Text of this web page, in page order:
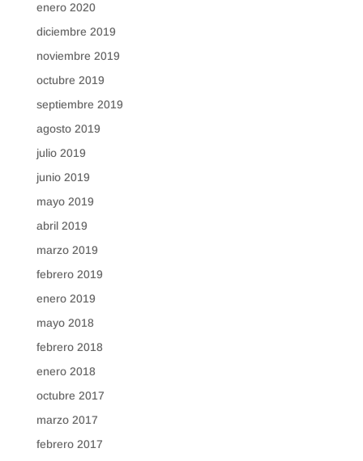
enero 2020
diciembre 2019
noviembre 2019
octubre 2019
septiembre 2019
agosto 2019
julio 2019
junio 2019
mayo 2019
abril 2019
marzo 2019
febrero 2019
enero 2019
mayo 2018
febrero 2018
enero 2018
octubre 2017
marzo 2017
febrero 2017